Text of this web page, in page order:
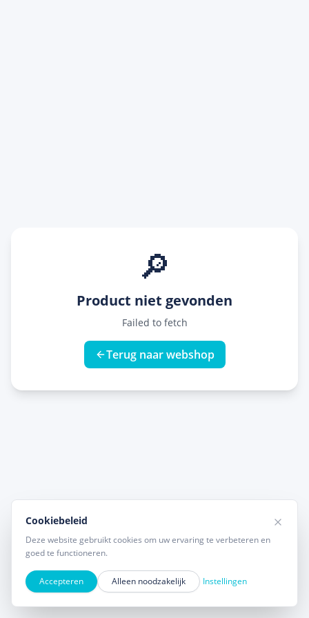
🔎
Product niet gevonden
Failed to fetch
Terug naar webshop
Cookiebeleid
Deze website gebruikt cookies om uw ervaring te verbeteren en
goed te functioneren.
Accepteren Alleen noodzakelijk Instellingen